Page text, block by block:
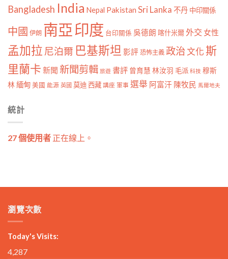
Bangladesh India Nepal Pakistan Sri Lanka 不丹 中印關係
中國 伊朗 南亞印度 台印關係 吳德朗 喀什米爾外交 女性
孟加拉 尼泊爾 巴基斯坦 影評 恐怖主義 政治文化斯
里蘭卡 新聞 新聞剪輯 旅遊 書評 曾育慧 林汝羽 毛派 科技 穆斯
林 緬甸 美國 能源 英國 莫迪 西藏 講座 軍事 選舉 阿富汗 陳牧民 馬爾地夫
統計
27 個使用者 正在線上。
瀏覽次數
Today's Visits:
4,287